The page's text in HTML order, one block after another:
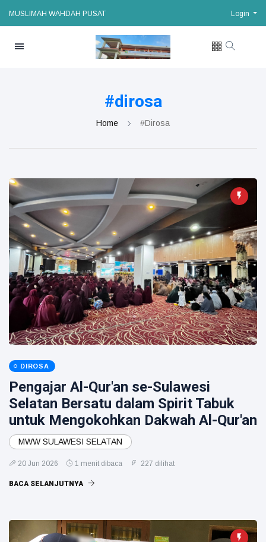
MUSLIMAH WAHDAH PUSAT Login
#dirosa
Home #dirosa
DIROSA
Pengajar Al-Qur'an se-Sulawesi
Selatan Bersatu dalam Spirit Tabuk
untuk Mengokohkan Dakwah Al-Qur'an
MWW SULAWESI SELATAN
20 Jun 2026 1 menit dibaca 227 dilihat
BACA SELANJUTNYA